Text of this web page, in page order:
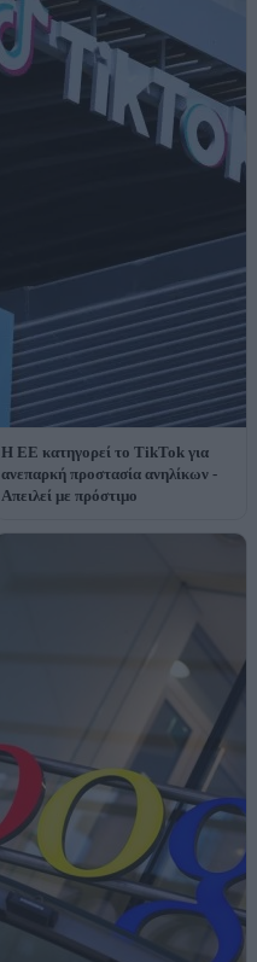
Η ΕΕ κατηγορεί το TikTok για
ανεπαρκή προστασία ανηλίκων -
Απειλεί με πρόστιμο